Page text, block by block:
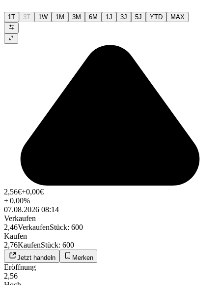
1T 3T 1W 1M 3M 6M 1J 3J 5J YTD MAX
2,56€+0,00€
+0,00%
07.08.2026 08:14
Verkaufen
2,46VerkaufenStück: 600
Kaufen
2,76KaufenStück: 600
Jetzt handeln Merken
Eröffnung
2,56